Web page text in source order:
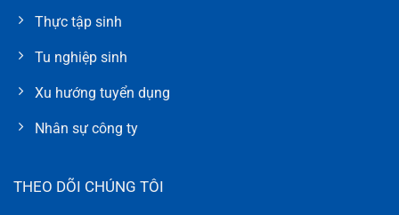
Thực tập sinh
Tu nghiệp sinh
Xu hướng tuyển dụng
Nhân sự công ty
THEO DÕI CHÚNG TÔI